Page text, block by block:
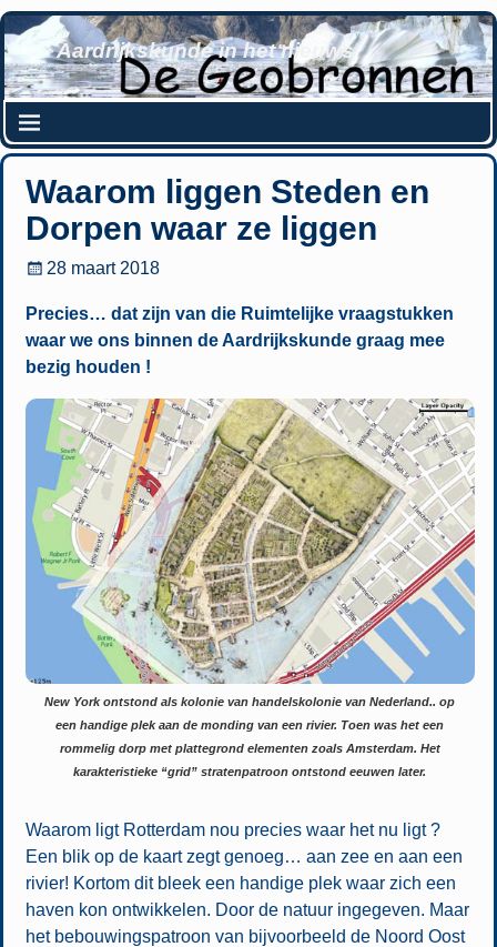
Aardrijkskunde in het nieuws
Waarom liggen Steden en
Dorpen waar ze liggen
28 maart 2018
Precies… dat zijn van die Ruimtelijke vraagstukken
waar we ons binnen de Aardrijkskunde graag mee
bezig houden !
New York ontstond als kolonie van handelskolonie van Nederland.. op
een handige plek aan de monding van een rivier. Toen was het een
rommelig dorp met plattegrond elementen zoals Amsterdam. Het
karakteristieke “grid” stratenpatroon ontstond eeuwen later.
Waarom ligt Rotterdam nou precies waar het nu ligt ?
Een blik op de kaart zegt genoeg… aan zee en aan een
rivier! Kortom dit bleek een handige plek waar zich een
haven kon ontwikkelen. Door de natuur ingegeven. Maar
het bebouwingspatroon van bijvoorbeeld de Noord Oost